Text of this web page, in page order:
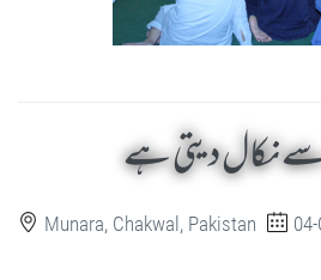
نکال دیتی ہے
Munara, Chakwal, Pakistan